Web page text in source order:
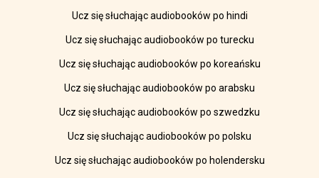
Ucz się słuchając audiobooków po hindi
Ucz się słuchając audiobooków po turecku
Ucz się słuchając audiobooków po koreańsku
Ucz się słuchając audiobooków po arabsku
Ucz się słuchając audiobooków po szwedzku
Ucz się słuchając audiobooków po polsku
Ucz się słuchając audiobooków po holendersku